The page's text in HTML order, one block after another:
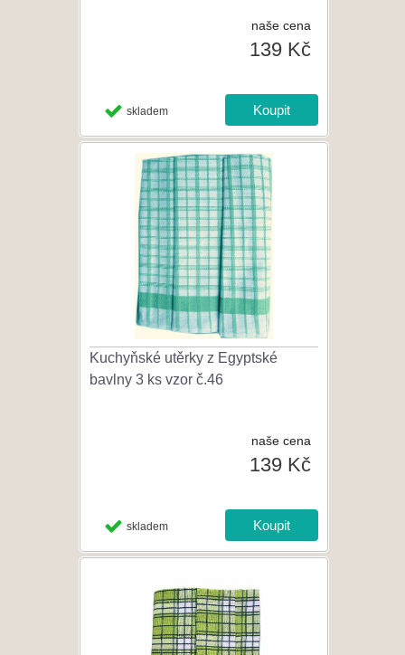
naše cena
139 Kč
skladem
Kuchyňské utěrky z Egyptské
bavlny 3 ks vzor č.46
naše cena
139 Kč
skladem